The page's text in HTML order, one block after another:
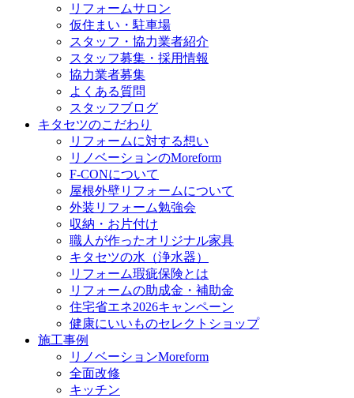
リフォームサロン
仮住まい・駐車場
スタッフ・協力業者紹介
スタッフ募集・採用情報
協力業者募集
よくある質問
スタッフブログ
キタセツのこだわり
リフォームに対する想い
リノベーションのMoreform
F-CONについて
屋根外壁リフォームについて
外装リフォーム勉強会
収納・お片付け
職人が作ったオリジナル家具
キタセツの水（浄水器）
リフォーム瑕疵保険とは
リフォームの助成金・補助金
住宅省エネ2026キャンペーン
健康にいいものセレクトショップ
施工事例
リノベーションMoreform
全面改修
キッチン